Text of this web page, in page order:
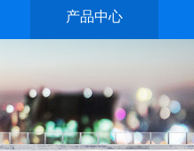
产品中心